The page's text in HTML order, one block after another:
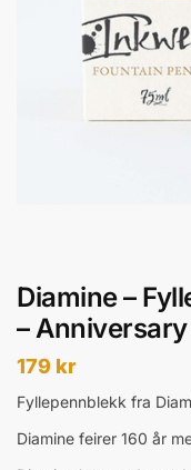
Diamine –
– Anniversary
179 kr
Fyllepennblekk fra
Diamine feirer 160 år